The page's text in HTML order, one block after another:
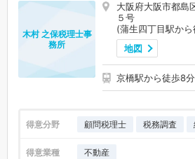
大阪府大阪市都島
５号
(蒲生四丁目駅か
地図
京橋駅から徒歩8分
木村 之保税理士事
務所
得意分野 顧問税理士 税務調査
得意業種 不動産